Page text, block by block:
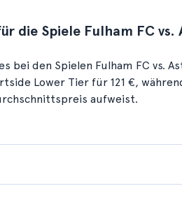
die Spiele Fulham FC vs.
bei den Spielen Fulham FC vs.
Lower Tier für 121 €,
aufweist.